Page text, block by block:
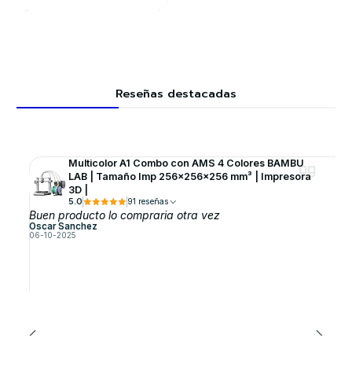
Reseñas destacadas
Multicolor A1 Combo con AMS 4 Colores BAMBU
LAB | Tamaño Imp 256×256×256 mm³ | Impresora
3D |
5.0 91 reseñas
Buen producto lo compraria otra vez
Oscar Sanchez
06-10-2025